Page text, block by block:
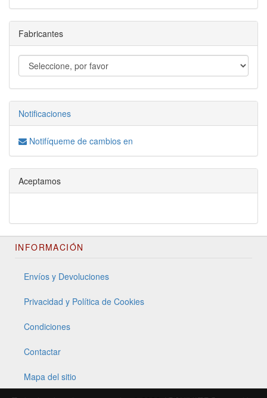
Fabricantes
Notificaciones
Notifíqueme de cambios en
Aceptamos
INFORMACIÓN
Envíos y Devoluciones
Privacidad y Política de Cookies
Condiciones
Contactar
Mapa del sitio